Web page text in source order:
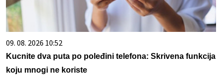
09. 08. 2026 10:52
Kucnite dva puta po poleđini telefona: Skrivena funkcija
koju mnogi ne koriste